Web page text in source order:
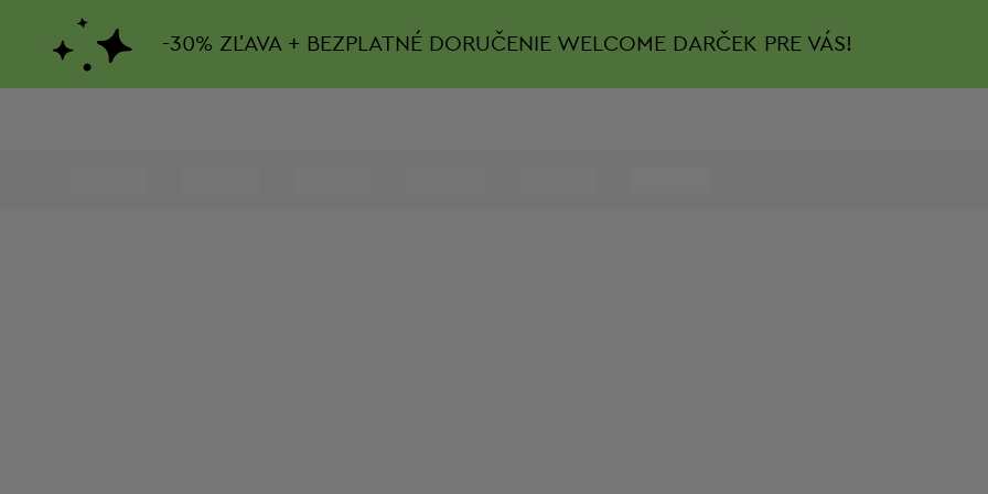
-30% ZĽAVA + BEZPLATNÉ DORUČENIE WELCOME DARČEK PRE VÁS!